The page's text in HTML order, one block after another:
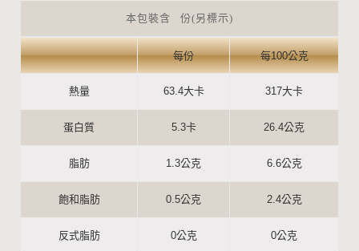
本包裝含 份(另標示)
每份 每100公克
熱量 63.4大卡 317大卡
蛋白質 5.3卡 26.4公克
脂肪 1.3公克 6.6公克
飽和脂肪 0.5公克 2.4公克
反式脂肪 0公克 0公克